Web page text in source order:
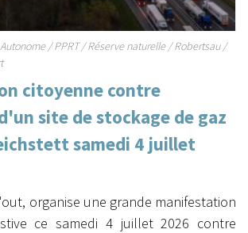
/PPRT/Réserve naturelle/Robertsau/
citoyenne contre
site de stockage de gaz
samedi 4 juillet
organise une grande manifestation
ce samedi 4 juillet 2026 contre